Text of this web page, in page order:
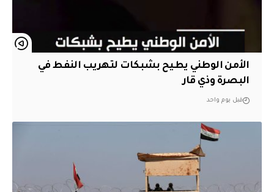
الأمن الوطني يطيح بشبكات لتهريب النفط في
البصرة وذي قار
قبل يوم واحد